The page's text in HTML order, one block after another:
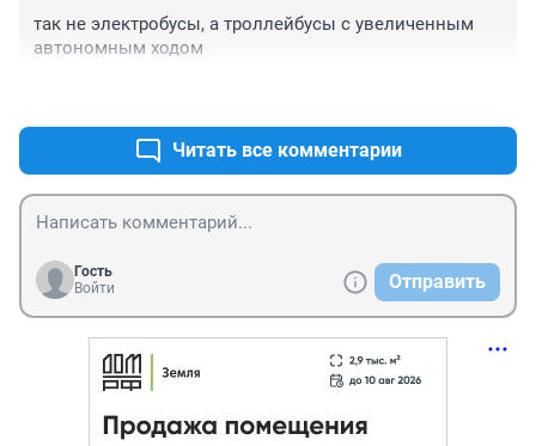
так не электробусы, а троллейбусы с увеличенным
автономным ходом
Читать все комментарии
Гость
Войти
Отправить